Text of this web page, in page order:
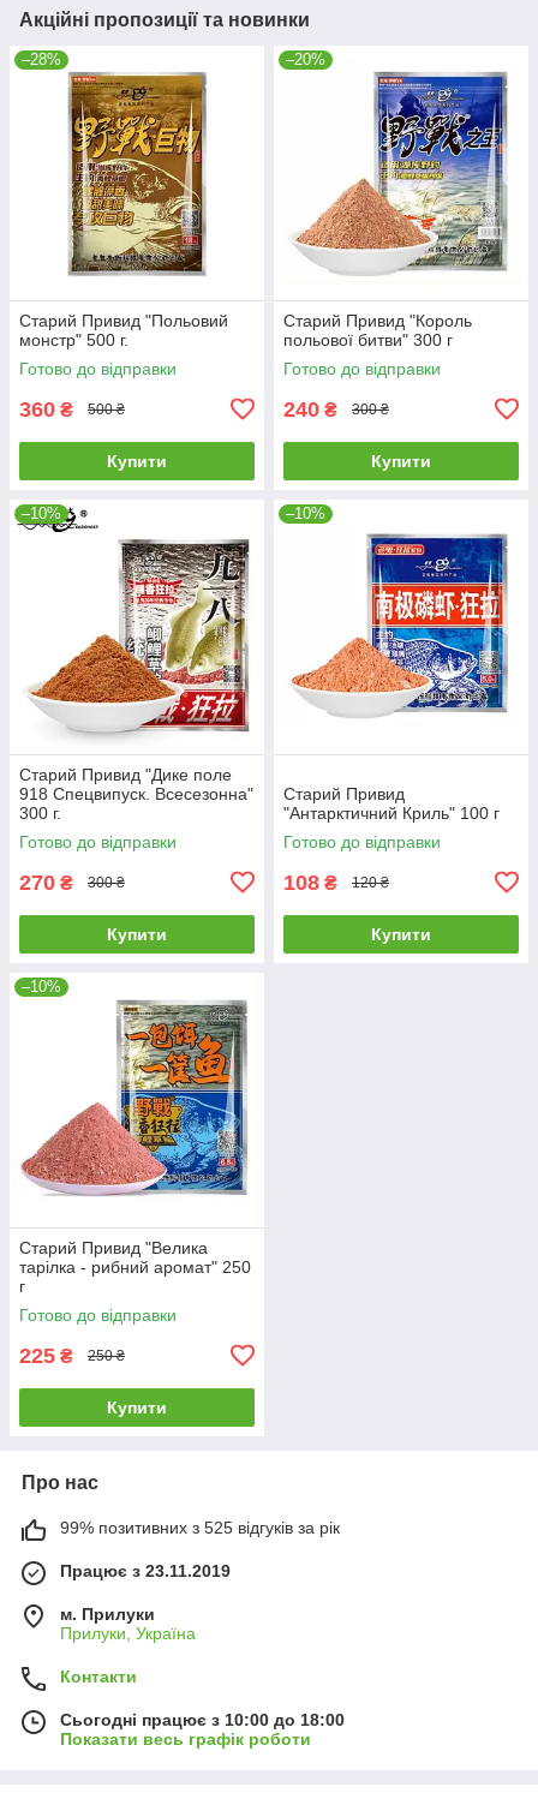
Акційні пропозиції та новинки
–28%
Старий Привид "Польовий
монстр" 500 г.
Готово до відправки
360 ₴ 500 ₴
Купити
–20%
Старий Привид "Король
польової битви" 300 г
Готово до відправки
240 ₴ 300 ₴
Купити
–10%
Старий Привид "Дике поле
918 Спецвипуск. Всесезонна"
300 г.
Готово до відправки
270 ₴ 300 ₴
Купити
–10%
Старий Привид
"Антарктичний Криль" 100 г
Готово до відправки
108 ₴ 120 ₴
Купити
–10%
Старий Привид "Велика
тарілка - рибний аромат" 250
г
Готово до відправки
225 ₴ 250 ₴
Купити
Про нас
99% позитивних з 525 відгуків за рік
Працює з 23.11.2019
м. Прилуки
Прилуки, Україна
Контакти
Сьогодні працює з 10:00 до 18:00
Показати весь графік роботи